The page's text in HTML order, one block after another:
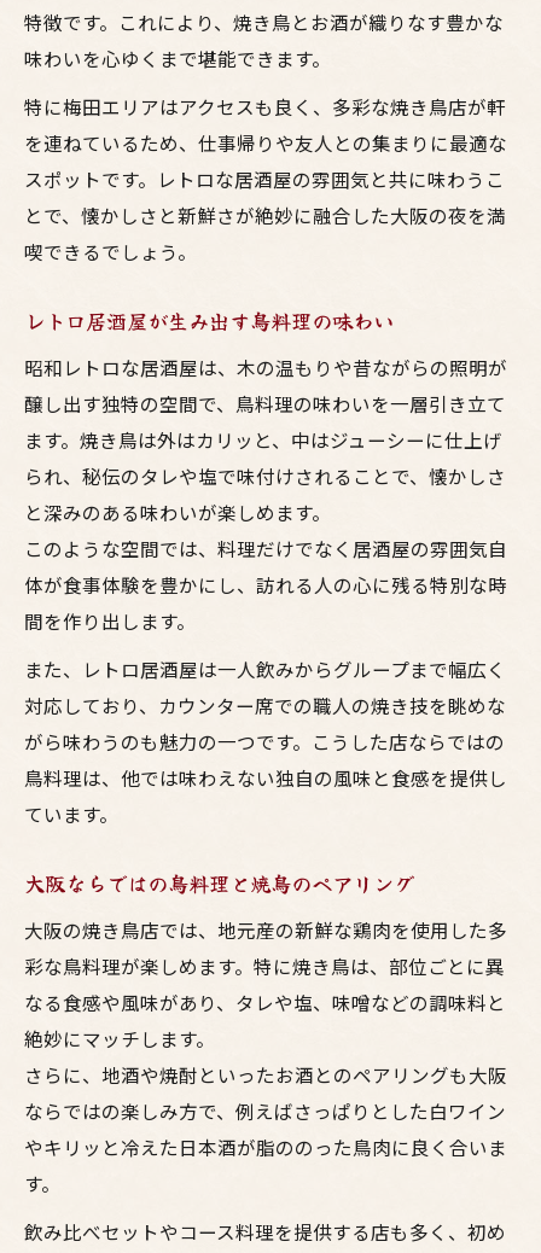
特徴です。これにより、焼き鳥とお酒が織りなす豊かな
味わいを心ゆくまで堪能できます。
特に梅田エリアはアクセスも良く、多彩な焼き鳥店が軒
を連ねているため、仕事帰りや友人との集まりに最適な
スポットです。レトロな居酒屋の雰囲気と共に味わうこ
とで、懐かしさと新鮮さが絶妙に融合した大阪の夜を満
喫できるでしょう。
レトロ居酒屋が生み出す鳥料理の味わい
昭和レトロな居酒屋は、木の温もりや昔ながらの照明が
醸し出す独特の空間で、鳥料理の味わいを一層引き立て
ます。焼き鳥は外はカリッと、中はジューシーに仕上げ
られ、秘伝のタレや塩で味付けされることで、懐かしさ
と深みのある味わいが楽しめます。
このような空間では、料理だけでなく居酒屋の雰囲気自
体が食事体験を豊かにし、訪れる人の心に残る特別な時
間を作り出します。
また、レトロ居酒屋は一人飲みからグループまで幅広く
対応しており、カウンター席での職人の焼き技を眺めな
がら味わうのも魅力の一つです。こうした店ならではの
鳥料理は、他では味わえない独自の風味と食感を提供し
ています。
大阪ならではの鳥料理と焼鳥のペアリング
大阪の焼き鳥店では、地元産の新鮮な鶏肉を使用した多
彩な鳥料理が楽しめます。特に焼き鳥は、部位ごとに異
なる食感や風味があり、タレや塩、味噌などの調味料と
絶妙にマッチします。
さらに、地酒や焼酎といったお酒とのペアリングも大阪
ならではの楽しみ方で、例えばさっぱりとした白ワイン
やキリッと冷えた日本酒が脂ののった鳥肉に良く合いま
す。
飲み比べセットやコース料理を提供する店も多く、初め